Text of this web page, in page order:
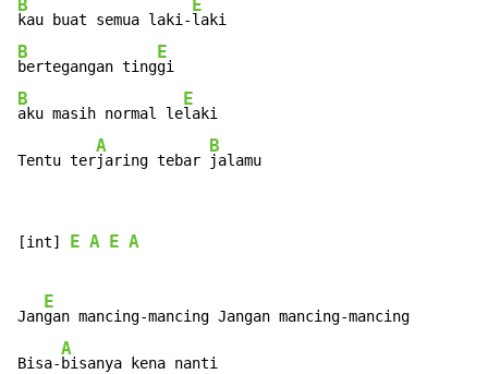
B
kau buat semua laki-
E
B
bertegangan ting
E
B
aku masih normal le
E
laki
Tentu ter
A
jaring tebar
B
jalamu
[int] E A E A
Jan
E
gan mancing-mancing Jangan mancing-mancing
Bisa-
A
bisanya kena nanti